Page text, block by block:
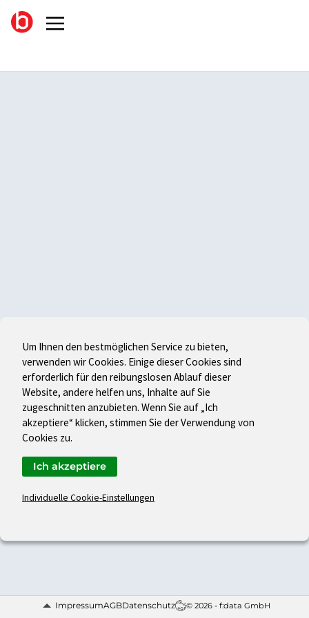
ImpressumAGBDatenschutz © 2026 - f:data GmbH
Um Ihnen den bestmöglichen Service zu bieten,
verwenden wir Cookies. Einige dieser Cookies sind
erforderlich für den reibungslosen Ablauf dieser
Website, andere helfen uns, Inhalte auf Sie
zugeschnitten anzubieten. Wenn Sie auf „Ich
akzeptiere“ klicken, stimmen Sie der Verwendung von
Cookies zu.
Individuelle Cookie-Einstellungen
Ich akzeptiere